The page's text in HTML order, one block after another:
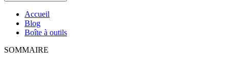
Accueil
Blog
Boîte à outils
SOMMAIRE